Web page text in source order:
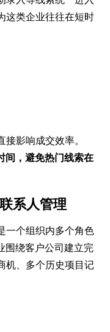
这类企业往往在短时
影响成交效率。
间，避免热门线索在
系人管理
一个组织内多个角色
围绕客户公司建立完
机、多个历史项目记